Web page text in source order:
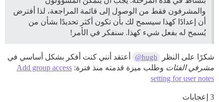
والمشرفون فقط من الوصول إلى قائمة المراجعة، لذا أفترض
أن إعدادًا كهذا سيسمح لك بأن تكون أكثر تحديدًا بشأن من
يُسمح له بفعل شيء كهذا. سنفكر في الأمر!
شكرًا على النظر @hugh
أعتقد أنني كنت أفكر بشكل أساسي في
مشرفي الفئات وطلب ميزة قدمته منذ فترة: Add group access
setting for user notes
3 إعجابات